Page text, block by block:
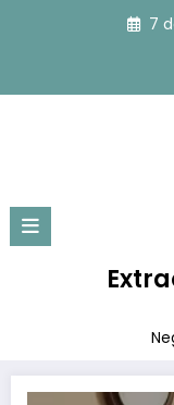
7
Tag:
Página inicial